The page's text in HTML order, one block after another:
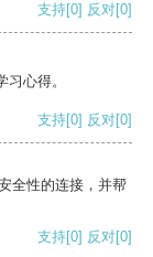
支持[0] 反对[0]
心得。
支持[0] 反对[0]
全性的连接，并帮
支持[0] 反对[0]